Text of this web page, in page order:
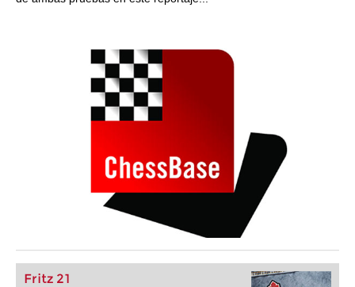
Fritz 21